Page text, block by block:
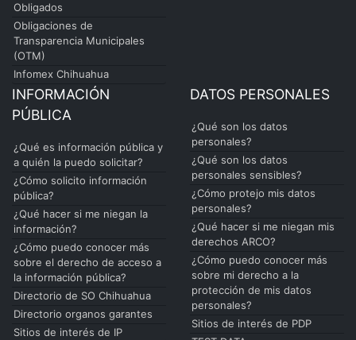
Obligados
Obligaciones de
Transparencia Municipales
(OTM)
Infomex Chihuahua
INFORMACIÓN
PÚBLICA
¿Qué es información pública y
a quién la puedo solicitar?
¿Cómo solicito información
pública?
¿Qué hacer si me niegan la
información?
¿Cómo puedo conocer más
sobre el derecho de acceso a
la información pública?
Directorio de SO Chihuahua
Directorio organos garantes
Sitios de interés de IP
DATOS PERSONALES
¿Qué son los datos
personales?
¿Qué son los datos
personales sensibles?
¿Cómo protejo mis datos
personales?
¿Qué hacer si me niegan mis
derechos ARCO?
¿Cómo puedo conocer más
sobre mi derecho a la
protección de mis datos
personales?
Sitios de interés de PDP